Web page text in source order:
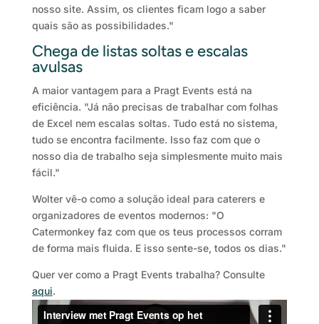
nosso site. Assim, os clientes ficam logo a saber
quais são as possibilidades."
Chega de listas soltas e escalas
avulsas
A maior vantagem para a Pragt Events está na
eficiência. "Já não precisas de trabalhar com folhas
de Excel nem escalas soltas. Tudo está no sistema,
tudo se encontra facilmente. Isso faz com que o
nosso dia de trabalho seja simplesmente muito mais
fácil."
Wolter vê-o como a solução ideal para caterers e
organizadores de eventos modernos: "O
Catermonkey faz com que os teus processos corram
de forma mais fluida. E isso sente-se, todos os dias."
Quer ver como a Pragt Events trabalha? Consulte
aqui.